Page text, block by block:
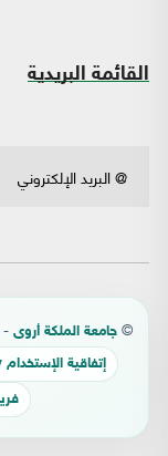
القائمة البريدية
© جامعة الملكة أروى -
إتفاقية الإستخدام Privacy Policy